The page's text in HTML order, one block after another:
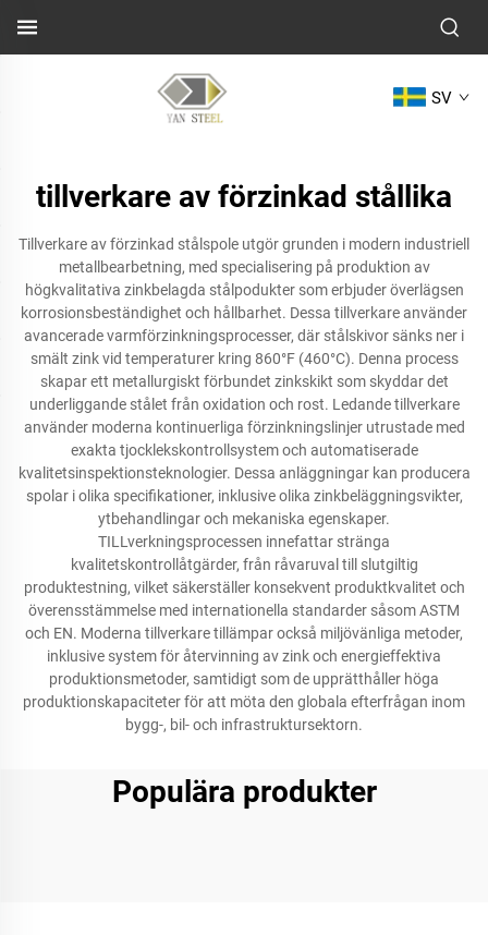
SV
tillverkare av förzinkad stållika
Tillverkare av förzinkad stålspole utgör grunden i modern industriell
metallbearbetning, med specialisering på produktion av
högkvalitativa zinkbelagda stålpodukter som erbjuder överlägsen
korrosionsbeständighet och hållbarhet. Dessa tillverkare använder
avancerade varmförzinkningsprocesser, där stålskivor sänks ner i
smält zink vid temperaturer kring 860°F (460°C). Denna process
skapar ett metallurgiskt förbundet zinkskikt som skyddar det
underliggande stålet från oxidation och rost. Ledande tillverkare
använder moderna kontinuerliga förzinkningslinjer utrustade med
exakta tjocklekskontrollsystem och automatiserade
kvalitetsinspektionsteknologier. Dessa anläggningar kan producera
spolar i olika specifikationer, inklusive olika zinkbeläggningsvikter,
ytbehandlingar och mekaniska egenskaper.
TILLverkningsprocessen innefattar stränga
kvalitetskontrollåtgärder, från råvaruval till slutgiltig
produktestning, vilket säkerställer konsekvent produktkvalitet och
överensstämmelse med internationella standarder såsom ASTM
och EN. Moderna tillverkare tillämpar också miljövänliga metoder,
inklusive system för återvinning av zink och energieffektiva
produktionsmetoder, samtidigt som de upprätthåller höga
produktionskapaciteter för att möta den globala efterfrågan inom
bygg-, bil- och infrastruktursektorn.
Populära produkter